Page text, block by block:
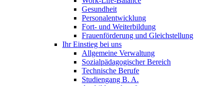
Gesundheit
Personalentwicklung
Fort- und Weiterbildung
Frauenförderung und Gleichstellung
Ihr Einstieg bei uns
Allgemeine Verwaltung
Sozialpädagogischer Bereich
Technische Berufe
Studiengang B. A.